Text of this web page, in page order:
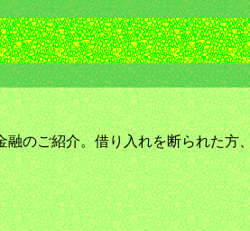
のご紹介。借り入れを断られた方